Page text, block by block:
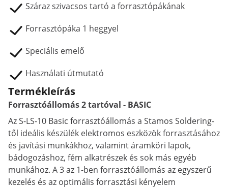
Száraz szivacsos tartó a forrasztópákának
Forrasztópáka 1 heggyel
Speciális emelő
Használati útmutató
Termékleírás
Forrasztóállomás 2 tartóval - BASIC
Az S-LS-10 Basic forrasztóállomás a Stamos Soldering-
től ideális készülék elektromos eszközök forrasztásához
és javítási munkákhoz, valamint áramköri lapok,
bádogozáshoz, fém alkatrészek és sok más egyéb
munkához. A 3 az 1-ben forrasztóállomás az egyszerű
kezelés és az optimális forrasztási kényelem